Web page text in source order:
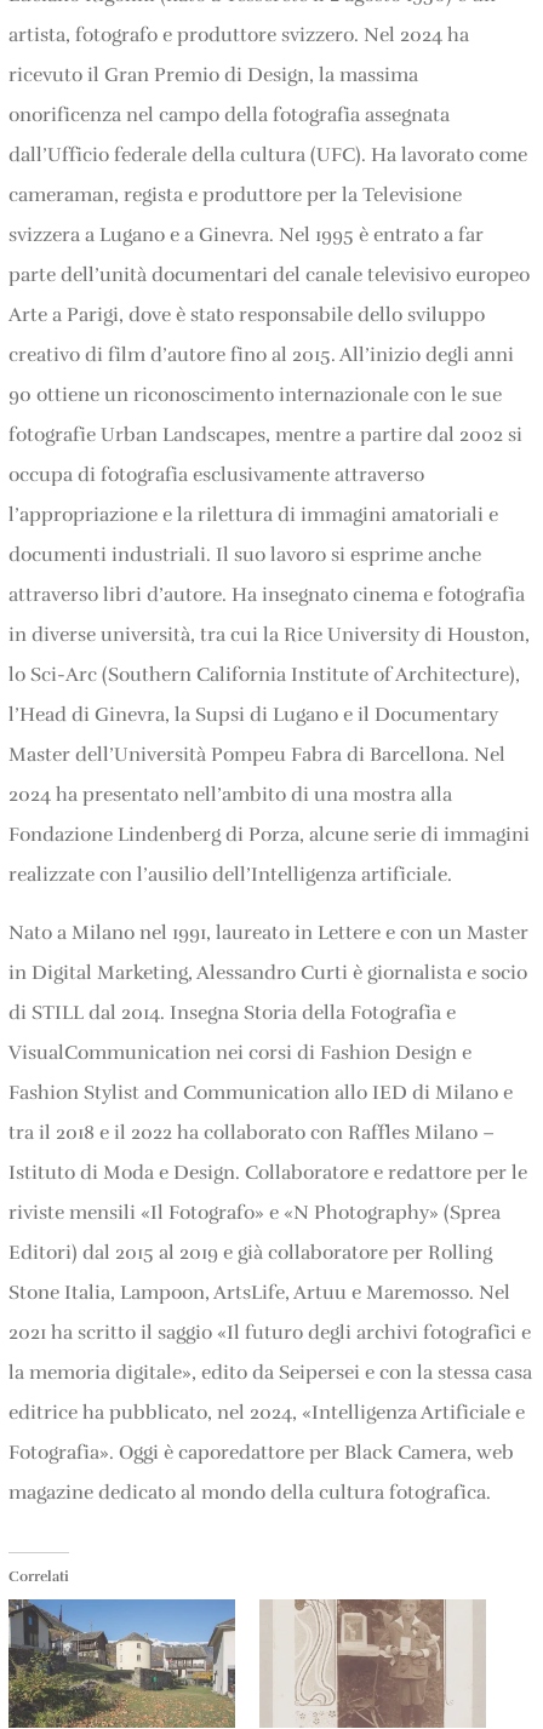
artista, fotografo e produttore svizzero. Nel 2024 ha
ricevuto il Gran Premio di Design, la massima
onorificenza nel campo della fotografia assegnata
dall’Ufficio federale della cultura (UFC). Ha lavorato come
cameraman, regista e produttore per la Televisione
svizzera a Lugano e a Ginevra. Nel 1995 è entrato a far
parte dell’unità documentari del canale televisivo europeo
Arte a Parigi, dove è stato responsabile dello sviluppo
creativo di film d’autore fino al 2015. All’inizio degli anni
90 ottiene un riconoscimento internazionale con le sue
fotografie Urban Landscapes, mentre a partire dal 2002 si
occupa di fotografia esclusivamente attraverso
l’appropriazione e la rilettura di immagini amatoriali e
documenti industriali. Il suo lavoro si esprime anche
attraverso libri d’autore. Ha insegnato cinema e fotografia
in diverse università, tra cui la Rice University di Houston,
lo Sci-Arc (Southern California Institute of Architecture),
l’Head di Ginevra, la Supsi di Lugano e il Documentary
Master dell’Università Pompeu Fabra di Barcellona. Nel
2024 ha presentato nell’ambito di una mostra alla
Fondazione Lindenberg di Porza, alcune serie di immagini
realizzate con l’ausilio dell’Intelligenza artificiale.
Nato a Milano nel 1991, laureato in Lettere e con un Master
in Digital Marketing, Alessandro Curti è giornalista e socio
di STILL dal 2014. Insegna Storia della Fotografia e
VisualCommunication nei corsi di Fashion Design e
Fashion Stylist and Communication allo IED di Milano e
tra il 2018 e il 2022 ha collaborato con Raffles Milano –
Istituto di Moda e Design. Collaboratore e redattore per le
riviste mensili «Il Fotografo» e «N Photography» (Sprea
Editori) dal 2015 al 2019 e già collaboratore per Rolling
Stone Italia, Lampoon, ArtsLife, Artuu e Maremosso. Nel
2021 ha scritto il saggio «Il futuro degli archivi fotografici e
la memoria digitale», edito da Seipersei e con la stessa casa
editrice ha pubblicato, nel 2024, «Intelligenza Artificiale e
Fotografia». Oggi è caporedattore per Black Camera, web
magazine dedicato al mondo della cultura fotografica.
Correlati